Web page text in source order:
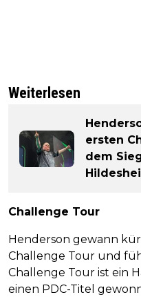
Weiterlesen
ersten
dem
Challenge Tour
Henderson gewann
Challenge Tour und
Challenge Tour ist ein
einen PDC-Titel